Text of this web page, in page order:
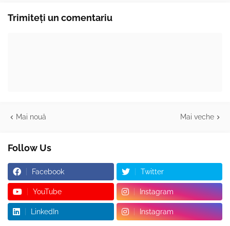
Trimiteți un comentariu
Mai nouă Mai veche
Follow Us
Facebook Twitter
YouTube Instagram
LinkedIn Instagram